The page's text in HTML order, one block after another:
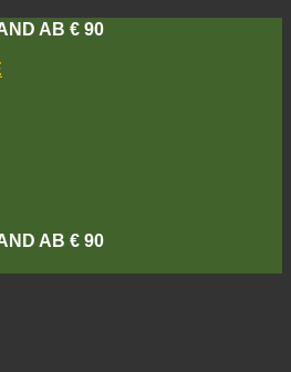
AB € 90
AB € 90